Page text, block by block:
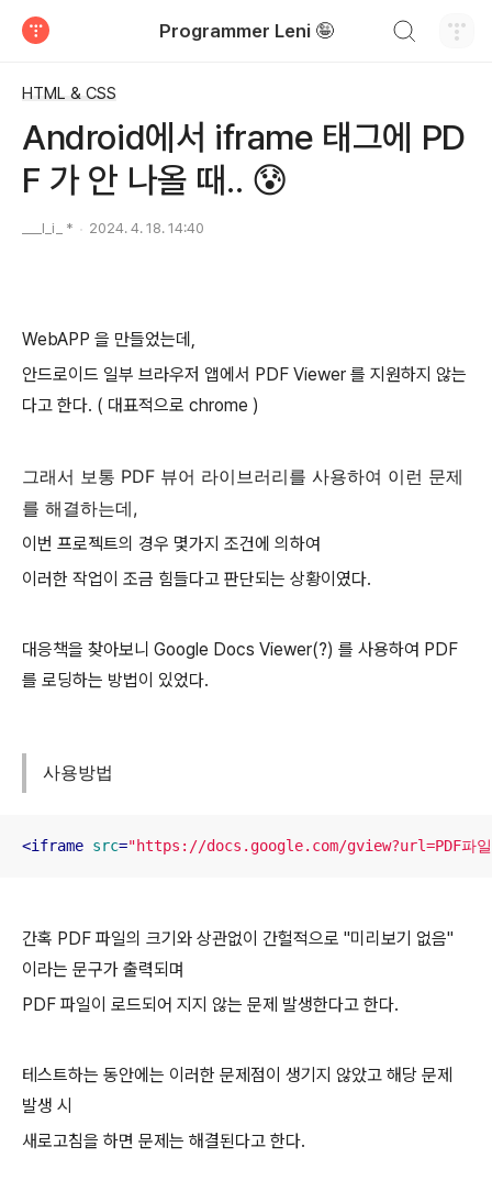
Programmer Leni 🤪
HTML & CSS
Android에서 iframe 태그에 PD
F 가 안 나올 때.. 😰
___l_i_ * 2024. 4. 18. 14:40
WebAPP 을 만들었는데,
안드로이드 일부 브라우저 앱에서 PDF Viewer 를 지원하지 않는
다고 한다. ( 대표적으로 chrome )
그래서 보통 PDF 뷰어 라이브러리를 사용하여 이런 문제
를 해결하는데,
이번 프로젝트의 경우 몇가지 조건에 의하여
이러한 작업이 조금 힘들다고 판단되는 상황이였다.
대응책을 찾아보니 Google Docs Viewer(?) 를 사용하여 PDF
를 로딩하는 방법이 있었다.
사용방법
<iframe src="https://docs.google.com/gview?url=PDF파일
간혹 PDF 파일의 크기와 상관없이 간헐적으로 "미리보기 없음"
이라는 문구가 출력되며
PDF 파일이 로드되어 지지 않는 문제 발생한다고 한다.
테스트하는 동안에는 이러한 문제점이 생기지 않았고 해당 문제
발생 시
새로고침을 하면 문제는 해결된다고 한다.